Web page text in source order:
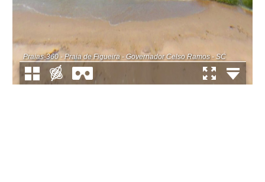
Praias-360 - Praia de Figueira - Governador Celso Ramos - SC